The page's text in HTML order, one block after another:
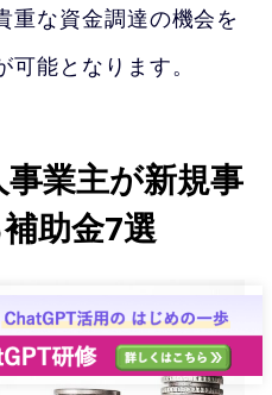
重な資金調達の機会を
能となります。
事業主が新規事
助金7選